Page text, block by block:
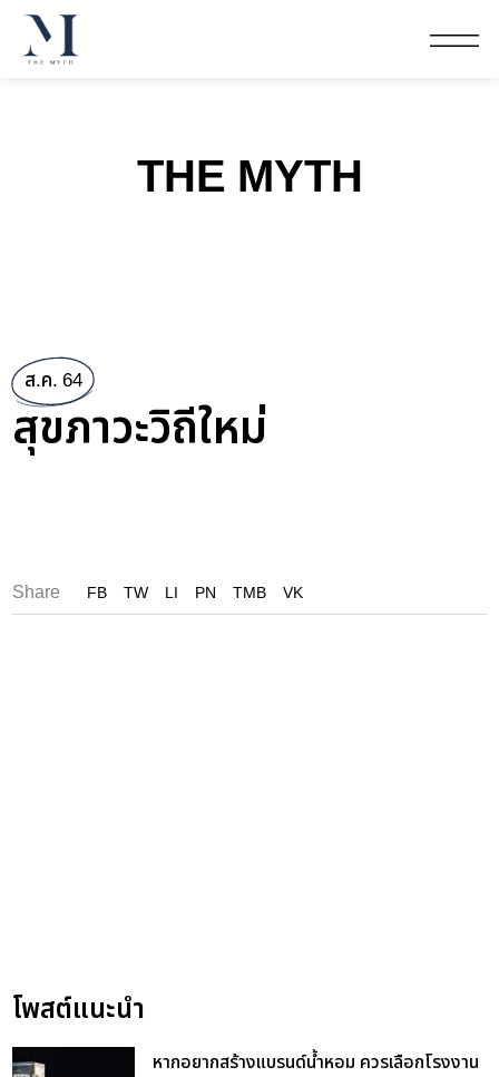
THE MYTH
ส.ค. 64
สุขภาวะวิถีใหม่
โพสต์แนะนำ
หากอยากสร้างแบรนด์น้ำหอม ควรเลือกโรงงาน
Share FB TW LI PN TMB VK